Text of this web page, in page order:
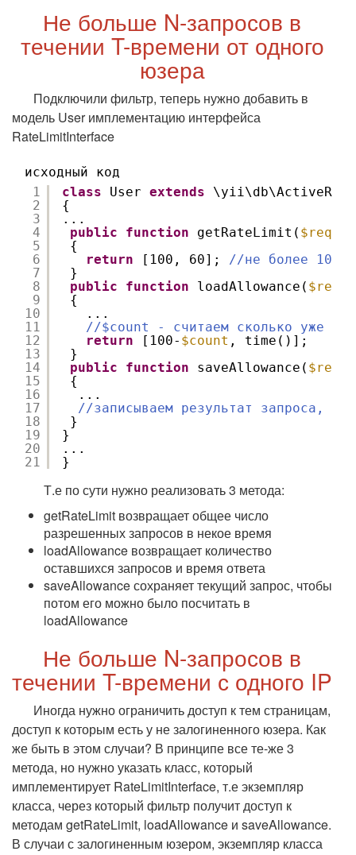
Не больше N-запросов в
течении T-времени от одного
юзера
Подключили фильтр, теперь нужно добавить в
модель User имплементацию интерфейса
RateLimitInterface
исходный код
1
2
3
4
5
6
7
8
9
10
11
12
13
14
15
16
17
18
19
20
21
class User extends
{
...
public
function getRateLimit(
{
return
[100, 60]; //не более 100
}
public
function loadAllowance(
{
...
//$count - считаем сколько уже
return
[100- $count , time()];
}
public
function saveAllowance(
{
...
//записываем результат запроса,
}
}
...
}
Т.е по сути нужно реализовать 3 метода:
getRateLimit возвращает общее число
разрешенных запросов в некое время
loadAllowance возвращает количество
оставшихся запросов и время ответа
saveAllowance сохраняет текущий запрос, чтобы
потом его можно было посчитать в
loadAllowance
Не больше N-запросов в
течении T-времени с одного IP
Иногда нужно ограничить доступ к тем страницам,
доступ к которым есть у не залогиненного юзера. Как
же быть в этом случаи? В принципе все те-же 3
метода, но нужно указать класс, который
имплементирует RateLimitInterface, т.е экземпляр
класса, через который фильтр получит доступ к
методам getRateLimit, loadAllowance и saveAllowance.
В случаи с залогиненным юзером, экземпляр класса